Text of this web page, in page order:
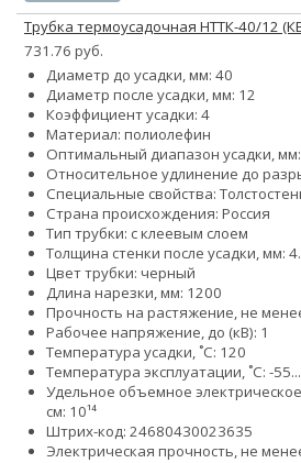
Трубка термоусадочная НТТК-40/12
731.76 руб.
Диаметр до усадки, мм: 40
Диаметр после усадки, мм: 12
Коэффициент усадки: 4
Материал: полиолефин
Оптимальный диапазон усадки,
Относительное удлинение до
Специальные свойства:
Страна происхождения: Россия
Тип трубки: с клеевым слоем
Толщина стенки после усадки, мм:
Цвет трубки: черный
Длина нарезки, мм: 1200
Прочность на растяжение, не
Рабочее напряжение, до (кВ): 1
Температура усадки, ˚С: 120
Температура эксплуатации, ˚С: -
Удельное объемное
см: 10¹⁴
Штрих-код: 24680430023635
Электрическая прочность, не